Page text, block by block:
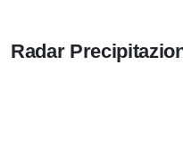
Radar